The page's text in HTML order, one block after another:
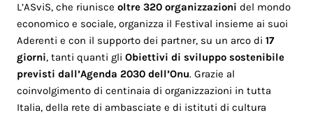
L’ASviS, che riunisceoltre 320 organizzazioni del mondo
economico e sociale, organizza il Festival insieme ai suoi
Aderenti e con il supporto dei partner, su un arco di17
giorni, tanti quanti gliObiettivi di sviluppo sostenibile
previsti dall’Agenda 2030 dell’Onu. Grazie al
coinvolgimento di centinaia di organizzazioni in tutta
Italia, della rete di ambasciate e di istituti di cultura